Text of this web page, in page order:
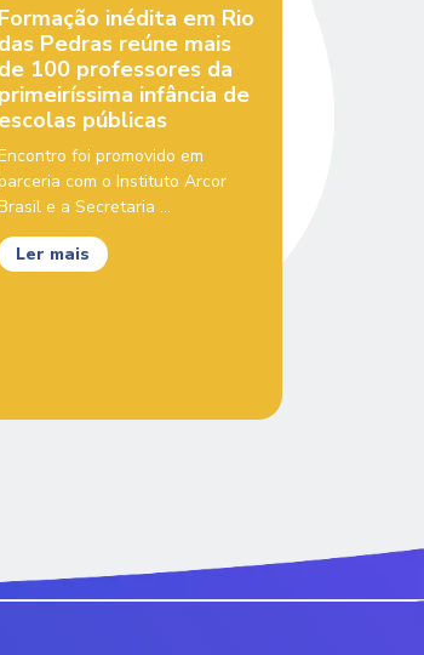
Formação inédita em Rio
das Pedras reúne mais
de 100 professores da
primeiríssima infância de
escolas públicas
foi promovido em
com o Instituto Arcor
e a Secretaria ...
Ler mais